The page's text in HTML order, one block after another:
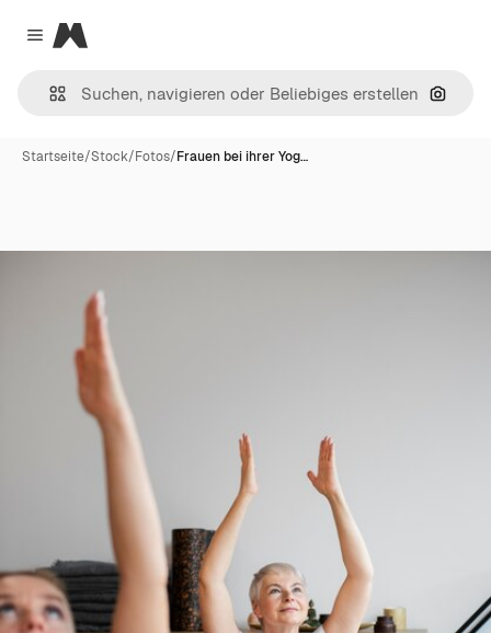
Close menu
Magnific
Nach
Startseite/Stock/Fotos/Frauen bei ihrer Yog…